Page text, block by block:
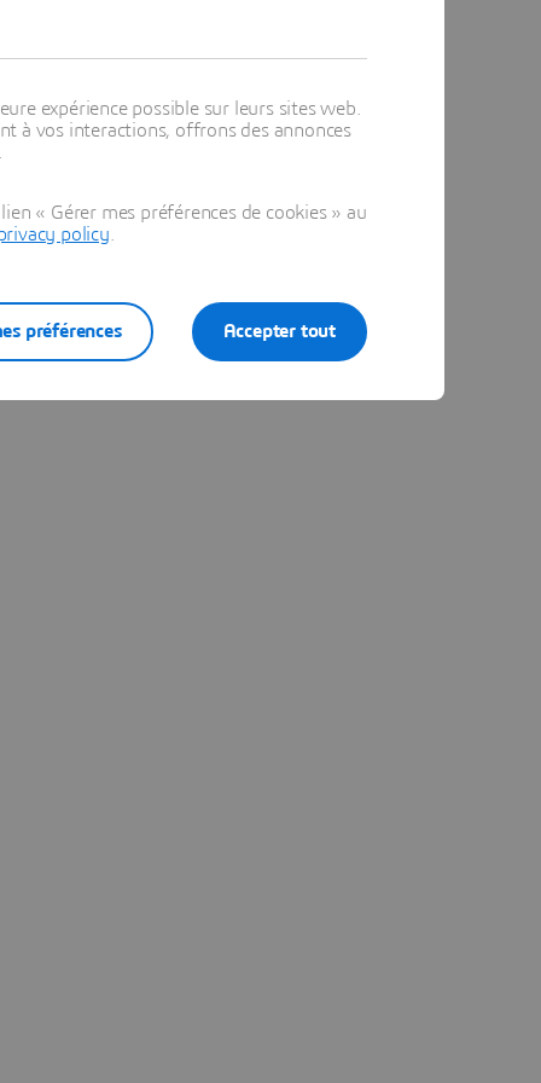
expérience possible sur leurs sites web.
à vos interactions, offrons des annonces
« Gérer mes préférences de cookies » au
policy
Accepter tout
préférences